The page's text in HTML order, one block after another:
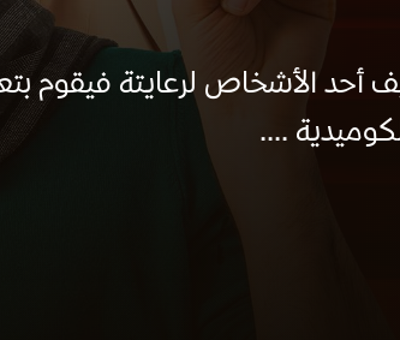
أحد الأشخاص لرعايتة فيقوم
....